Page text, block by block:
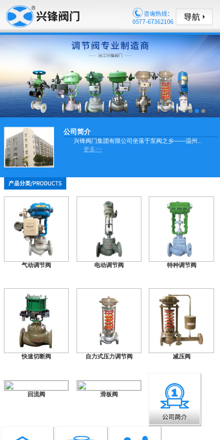
公司简介
兴锋阀门集团有限公司坐落于泵阀之乡——温州...
更多>>
气动调节阀 电动调节阀 特种调节阀
快速切断阀 自力式压力调节阀 减压阀
回流阀 滑板阀